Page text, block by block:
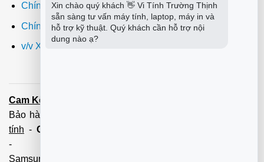
Chính sách đổi trả
Chính sách bảo hành
v/v Xuất hóa đơn đỏ VAT
Cam Kết:
Bảo hành tận tâm - Xuất hóa đơn đỏ đầy đủ
tính - Cài Win Tận Nơi
-
Samsung,Brother,Xeroc,Panasonic): 100 - 180,000 vnđ
Xin chào quý khách 👋 Vi Tính Trường Thịnh
sẵn sàng tư vấn máy tính, laptop, máy in và
hỗ trợ kỹ thuật. Quý khách cần hỗ trợ nội
dung nào ạ?